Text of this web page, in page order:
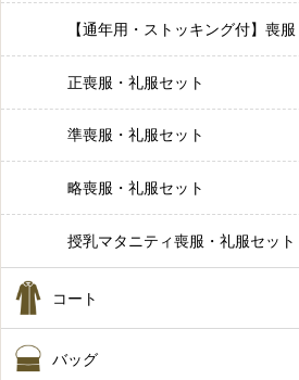
【通年用・ストッキング付】喪
正喪服・礼服セット
準喪服・礼服セット
略喪服・礼服セット
授乳マタニティ喪服・礼服セット
コート
バッグ